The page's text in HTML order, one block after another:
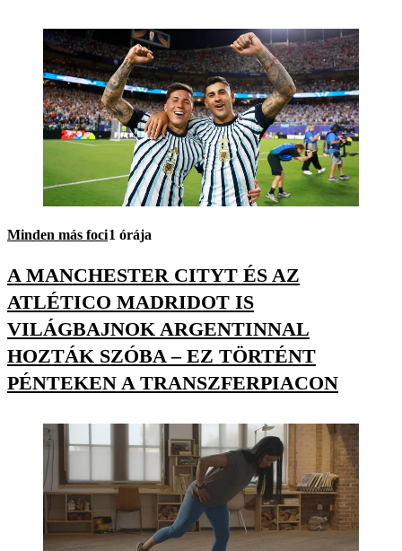
Minden más foci1 órája
A MANCHESTER CITYT ÉS AZ
ATLÉTICO MADRIDOT IS
VILÁGBAJNOK ARGENTINNAL
HOZTÁK SZÓBA – EZ TÖRTÉNT
PÉNTEKEN A TRANSZFERPIACON